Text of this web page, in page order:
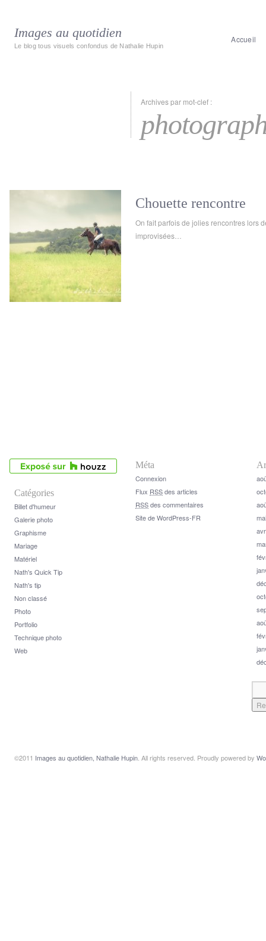
Images au quotidien
Le blog tous visuels confondus de Nathalie Hupin
Accueil
Archives par mot-clef :
Chouette rencontre
On fait parfois de jolies rencontres lors
improvisées…
Catégories
Billet d'humeur
Galerie photo
Graphisme
Mariage
Matériel
Nath's Quick Tip
Nath's tip
Non classé
Photo
Portfolio
Technique photo
Web
Méta
Connexion
Flux RSSdes articles
RSSdes commentaires
Site de WordPress-FR
©2011 Images au quotidien, Nathalie Hupin . All rights reserved. Proudly powered by